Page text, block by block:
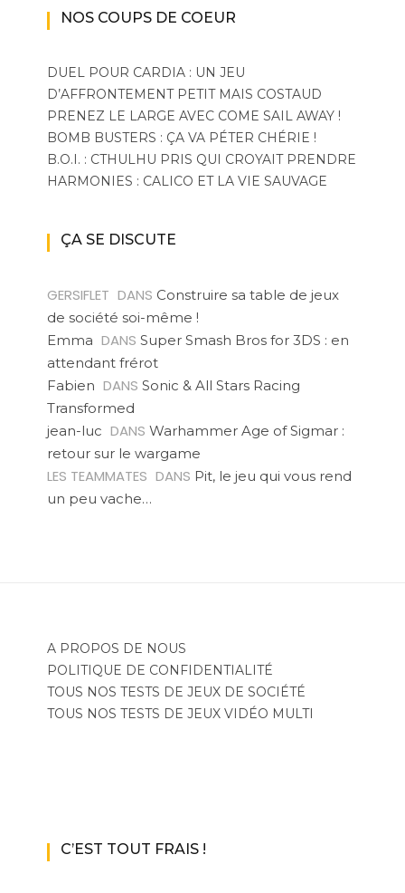
NOS COUPS DE COEUR
DUEL POUR CARDIA : UN JEU
D’AFFRONTEMENT PETIT MAIS COSTAUD
PRENEZ LE LARGE AVEC COME SAIL AWAY !
BOMB BUSTERS : ÇA VA PÉTER CHÉRIE !
B.O.I. : CTHULHU PRIS QUI CROYAIT PRENDRE
HARMONIES : CALICO ET LA VIE SAUVAGE
ÇA SE DISCUTE
GERSIFLET DANS Construire sa table de jeux
de société soi-même !
Emma DANS Super Smash Bros for 3DS : en
attendant frérot
Fabien DANS Sonic & All Stars Racing
Transformed
jean-luc DANS Warhammer Age of Sigmar :
retour sur le wargame
LES TEAMMATES DANS Pit, le jeu qui vous rend
un peu vache…
A PROPOS DE NOUS
POLITIQUE DE CONFIDENTIALITÉ
TOUS NOS TESTS DE JEUX DE SOCIÉTÉ
TOUS NOS TESTS DE JEUX VIDÉO MULTI
C’EST TOUT FRAIS !